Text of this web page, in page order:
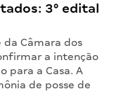
3° edital
da Câmara dos
a intenção
para a Casa. A
de posse de